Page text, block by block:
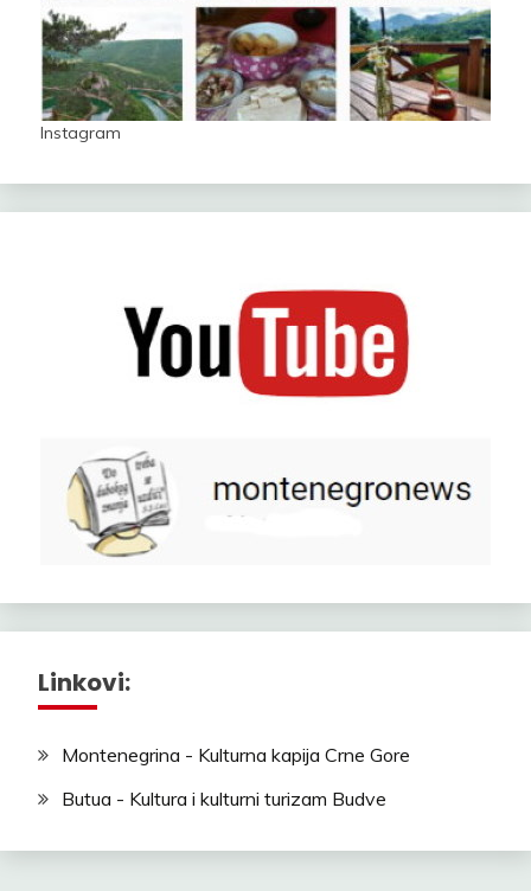
Instagram
Linkovi:
Montenegrina - Kulturna kapija Crne Gore
Butua - Kultura i kulturni turizam Budve